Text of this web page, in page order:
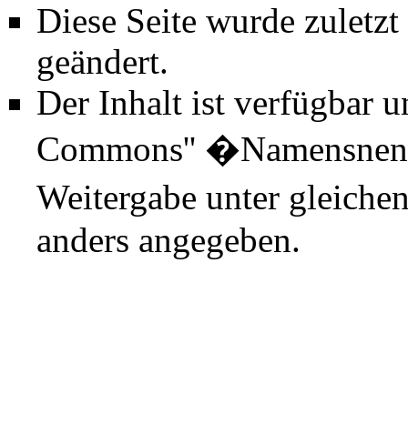
Diese Seite wurde
geändert.
Der Inhalt ist verfügbar
Commons''
Weitergabe unter
anders angegeben.